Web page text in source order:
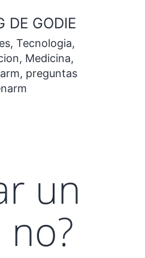
DE GODIE
Tecnologia,
Medicina,
preguntas
un